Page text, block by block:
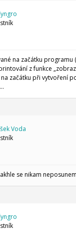
na začátku programu
z funkce
začátku při vytvoření
Voda
se nikam